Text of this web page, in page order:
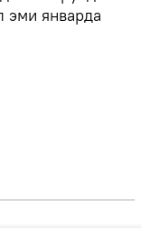
эми январда